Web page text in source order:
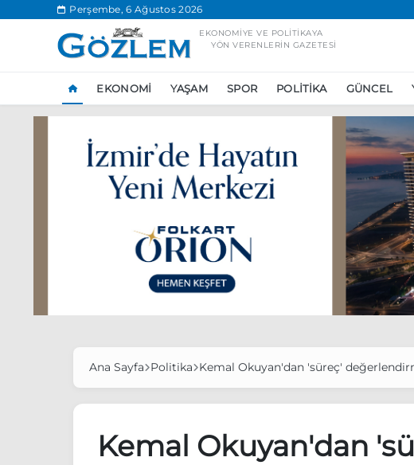
Perşembe, 6 Ağustos 2026
EKONOMIYE VE POLITIKAYA
YÖN VERENLERIN GAZETESI
EKONOMI YAŞAM SPOR POLITIKA GÜNCEL
Ankara’da
Ünlü çift bir etkinliğe daha
Ana Sayfa Politika Kemal Okuyan'dan 'süreç'
Kemal Okuyan'dan